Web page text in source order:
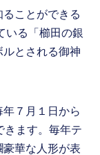
ことができる
いる「櫛田の銀
とされる御神
年７月１日から
きます。毎年テ
華な人形が表